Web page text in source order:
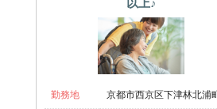
勤務地 京都市西京区下津林北浦